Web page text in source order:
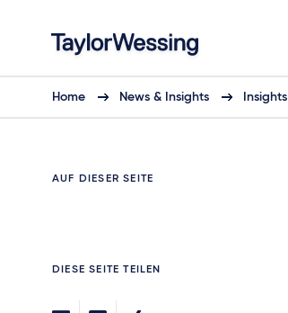
Home News & Insights Insights
AUF DIESER SEITE
DIESE SEITE TEILEN